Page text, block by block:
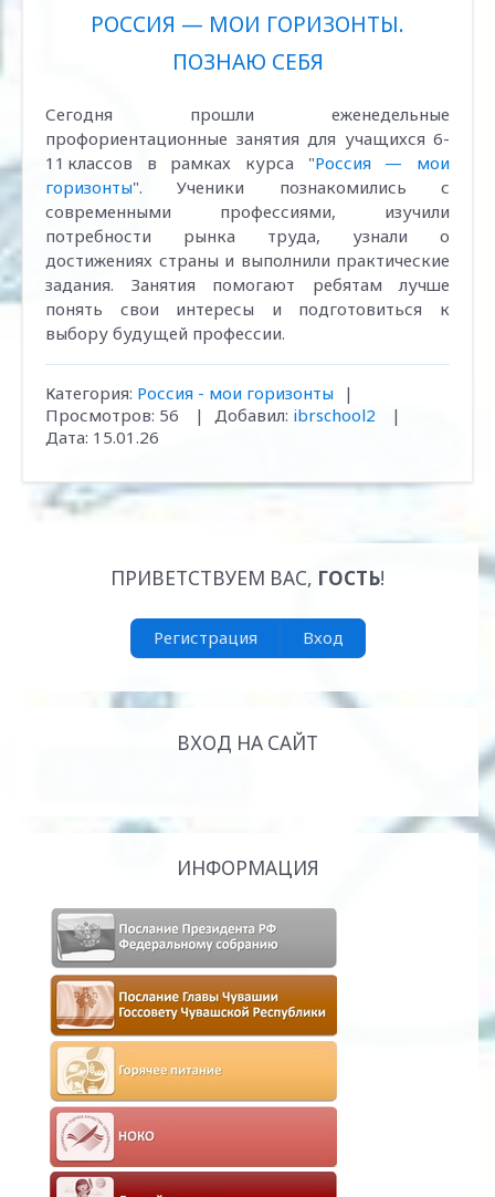
РОССИЯ — МОИ ГОРИЗОНТЫ.
ПОЗНАЮ СЕБЯ
Сегодня прошли еженедельные
профориентационные занятия для учащихся 6-
11 классов в рамках курса "Россия — мои
горизонты". Ученики познакомились с
современными профессиями, изучили
потребности рынка труда, узнали о
достижениях страны и выполнили практические
задания. Занятия помогают ребятам лучше
понять свои интересы и подготовиться к
выбору будущей профессии.
Категория: Россия - мои горизонты
|
Просмотров: 56 | Добавил: ibrschool2
|
Дата: 15.01.26
ПРИВЕТСТВУЕМ ВАС, ГОСТЬ!
Регистрация Вход
ВХОД НА САЙТ
ИНФОРМАЦИЯ